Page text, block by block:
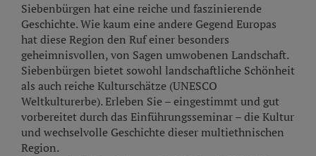
Siebenbürgen hat eine reiche und faszinierende
Geschichte. Wie kaum eine andere Gegend Europas
hat diese Region den Ruf einer besonders
geheimnisvollen, von Sagen umwobenen Landschaft.
Siebenbürgen bietet sowohl landschaftliche Schönheit
als auch reiche Kulturschätze (UNESCO
Weltkulturerbe). Erleben Sie – eingestimmt und gut
vorbereitet durch das Einführungsseminar – die Kultur
und wechselvolle Geschichte dieser multiethnischen
Region.